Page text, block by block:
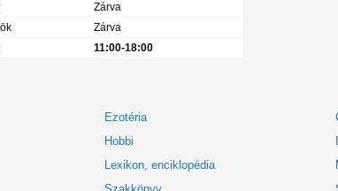
Zárva
Zárva
11:00-18:00
Ezotéria
Hobbi
Lexikon, enciklopédia